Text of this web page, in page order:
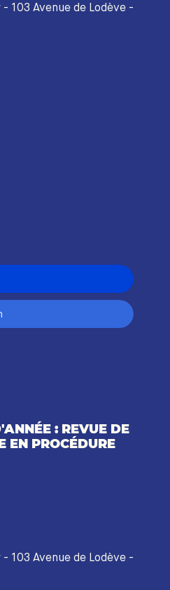
103 Avenue de Lodève -
: REVUE DE
EN PROCÉDURE
103 Avenue de Lodève -